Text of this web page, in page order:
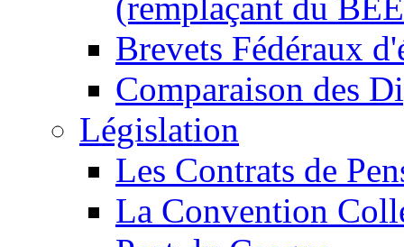
Brevets Fédéraux
Comparaison des
Législation
Les Contrats de
La Convention